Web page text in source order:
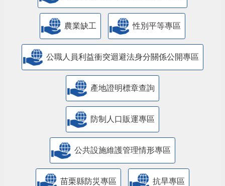
農業缺工 性別平等專區
公職人員利益衝突迴避法身分關係公開專區
產地證明標章查詢
防制人口販運專區
​公共設施維護管理情形專區
苗栗縣防災專區 抗旱專區